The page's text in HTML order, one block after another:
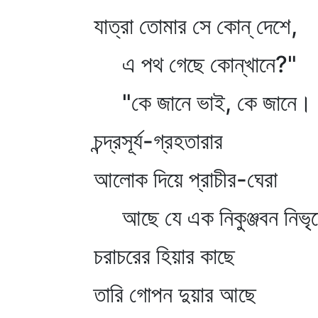
যাত্রা তোমার সে কোন্‌ দেশে,
এ পথ গেছে কোন্‌খানে?"
"কে জানে ভাই, কে জানে।
চন্দ্রসূর্য-গ্রহতারার
আলোক দিয়ে প্রাচীর-ঘেরা
আছে যে এক নিকুঞ্জবন
চরাচরের হিয়ার কাছে
তারি গোপন দুয়ার আছে